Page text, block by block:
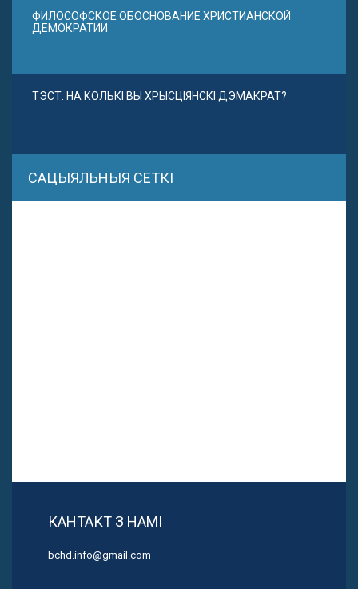
ФИЛОСОФСКОЕ ОБОСНОВАНИЕ ХРИСТИАНСКОЙ
ДЕМОКРАТИИ
ТЭСТ. НА КОЛЬКІ ВЫ ХРЫСЦІЯНСКІ ДЭМАКРАТ?
САЦЫЯЛЬНЫЯ СЕТКІ
КАНТАКТ З НАМІ
bchd.info@gmail.com